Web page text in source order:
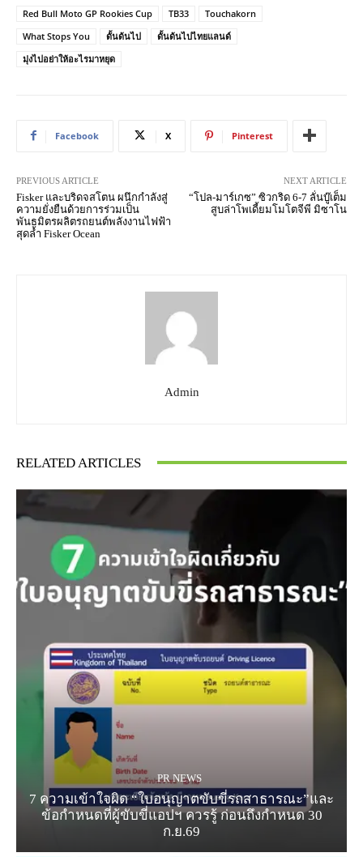
Red Bull Moto GP Rookies Cup
TB33
Touchakorn
What Stops You
ดั้นด้นไป
ดั้นด้นไปไทยแลนด์
มุ่งไปอย่าให้อะไรมาหยุด
Facebook X Pinterest
PREVIOUS ARTICLE
Fisker และบริดจสโตน ผนึกกำลังสู่
ความยั่งยืนด้วยการร่วมเป็น
พันธมิตรผลิตรถยนต์พลังงานไฟฟ้า
สุดล้ำ Fisker Ocean
NEXT ARTICLE
“โปล-มาร์เกซ” ซิวกริด 6-7 ลั่นบู๊เต็ม
สูบล่าโพเดี้ยมโมโตจีพี มิซาโน
Admin
RELATED ARTICLES
PR NEWS
7 ความเข้าใจผิด “ใบอนุญาตขับขี่รถสาธารณะ”และ
ข้อกำหนดที่ผู้ขับขี่แอปฯ ควรรู้ ก่อนถึงกำหนด 30
ก.ย.69